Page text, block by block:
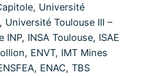
Université
Toulouse III –
INP, INSA Toulouse, ISAE
ENVT, IMT Mines
ENAC, TBS